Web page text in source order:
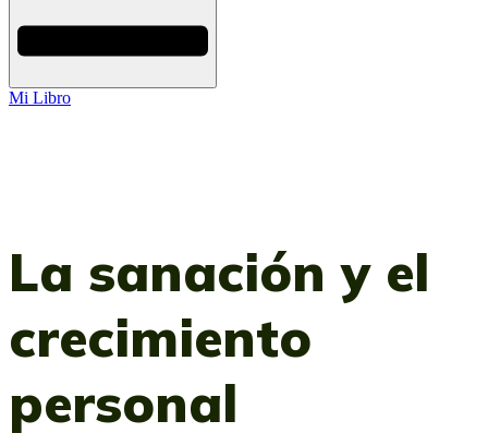
Mi Libro
La sanación y el
crecimiento
personal